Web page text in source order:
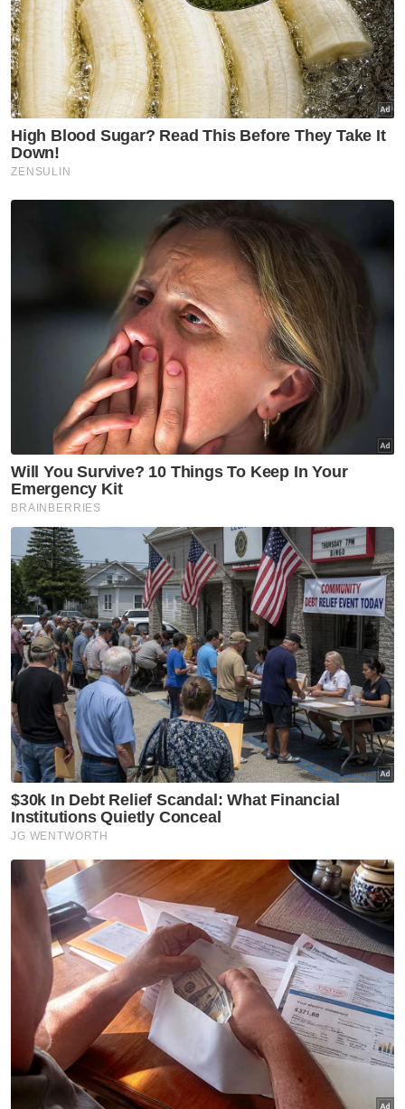
jelapang padi baharu negara di Sabah dan
Sarawak, pembangunan semula sawah-
sawah terbiar di seluruh negara dan
penstrukturan semula sistem rantaian nilai
industri padi dan beras.
Di bawah komponen pengukuhan
infrastruktur pengairan, Mohamad berkata,
kawasan penanaman padi perlu diberikan
fokus untuk ditambah baik dari segi
infrastruktur dan pengairan.
"Fokus perlu diberikan di dalam perancangan
Rancangan Malaysia Ke-13 (RMK13) bagi
memastikan ketersediaan pengairan di
kawasan-kawasan penanaman padi seluruh
negara.
"Saya mohon kepada Ketua Setiausaha
(Datuk Seri Isham Ishak) untuk pastikan isu-
isu pengairan dapat diselesaikan dengan
efisien dan berkesan melalui permohonan
peruntukan di bawah RMK13," katanya.
Artikel Berkaitan:
Ahmad Zahid
Public Gold sasar jualan RM5 bilion pada 2025
Polis masih kesan dua remaja 14 tahun hilang
Di bawah komponen pembangunan jelapang
padi baharu di Sabah dan Sarawak,
Mohamad berkata, perbincangan bersama
kerajaan kedua-dua negeri itu perlu digiatkan
untuk tujuan berkenaan.